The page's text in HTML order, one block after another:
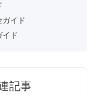
イド
イド
記事